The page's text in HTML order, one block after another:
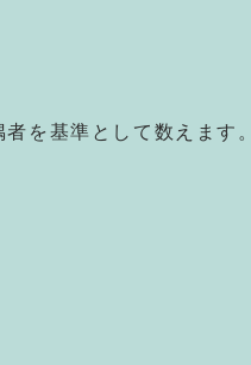
を基準として数えます。